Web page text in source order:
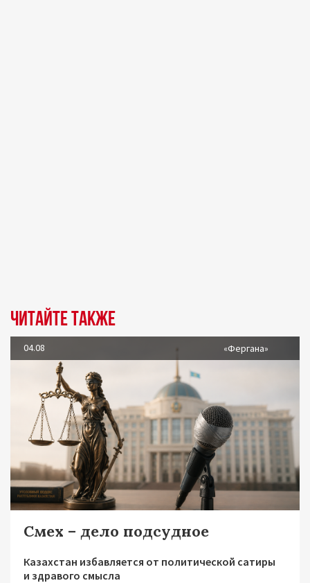
Читайте также
04.08 «Фергана»
Смех – дело подсудное
Казахстан избавляется от политической сатиры
и здравого смысла